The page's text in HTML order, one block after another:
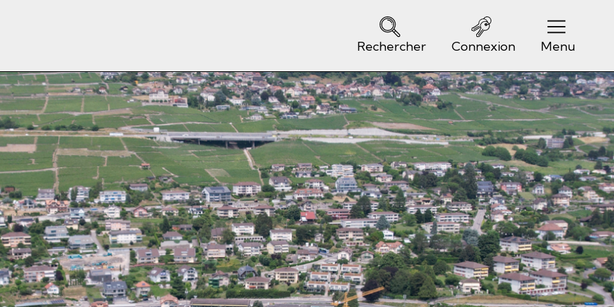
Rechercher
Connexion Menu
Navigation principale